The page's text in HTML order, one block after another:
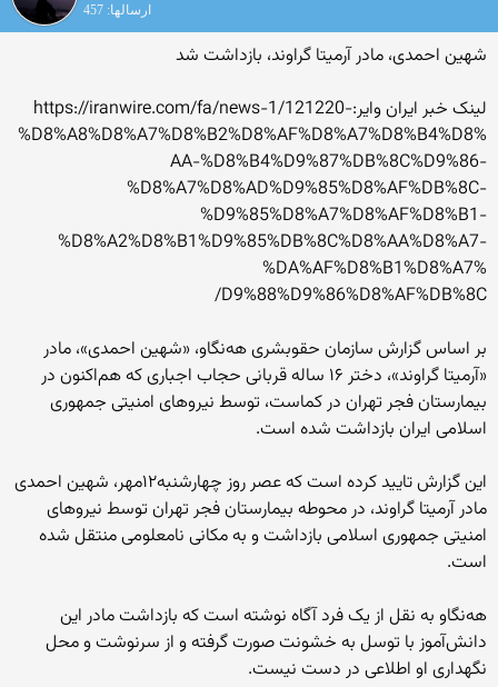
ارسالها: 457
شهین احمدی، مادر آرمیتا گراوند، بازداشت شد
لینک خبر ایران وایر:https://iranwire.com/fa/news-1/121220-
%D8%A8%D8%A7%D8%B2%D8%AF%D8%A7%D8%B4%D8%
AA-%D8%B4%D9%87%DB%8C%D9%86-
%D8%A7%D8%AD%D9%85%D8%AF%DB%8C-
%D9%85%D8%A7%D8%AF%D8%B1-
%D8%A2%D8%B1%D9%85%DB%8C%D8%AA%D8%A7-
%DA%AF%D8%B1%D8%A7%
D9%88%D9%86%D8%AF%DB%8C/
بر اساس گزارش سازمان حقو‌بشری هه‌نگاو، «شهین احمدی»، مادر
«آرمیتا گراوند»، دختر ۱۶ ساله قربانی حجاب اجباری که هم‌اکنون در
بیمارستان فجر تهران در کماست، توسط نیروهای امنیتی جمهوری
اسلامی ایران بازداشت شده است.
این گزارش تایید کرده است که عصر روز چهارشنبه‌۱۲مهر، شهین احمدی
مادر آرمیتا گراوند، در محوطه بیمارستان فجر تهران توسط نیروهای
امنیتی جمهوری اسلامی بازداشت و به مکانی نامعلومی منتقل شده
است.
هه‌نگاو به نقل از یک فرد آگاه نوشته است که بازداشت مادر این
دانش‌آموز با توسل به خشونت صورت گرفته و از سرنوشت و محل
نگهداری او اطلاعی در دست نیست.